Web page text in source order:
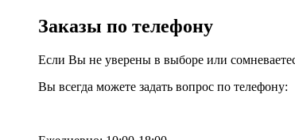
Заказы по телефону
Если Вы не уверены в выборе или
Вы всегда можете задать вопрос по телефону: